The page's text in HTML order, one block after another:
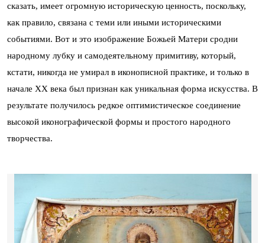
сказать, имеет огромную историческую ценность, поскольку,
как правило, связана с теми или иными историческими
событиями. Вот и это изображение Божьей Матери сродни
народному лубку и самодеятельному примитиву, который,
кстати, никогда не умирал в иконописной практике, и только в
начале XX века был признан как уникальная форма искусства. В
результате получилось редкое оптимистическое соединение
высокой иконографической формы и простого народного
творчества.